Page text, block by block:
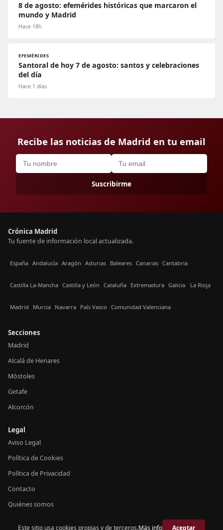
8 de agosto: efemérides históricas que marcaron el
mundo y Madrid
Hace 18h
EFEMÉRIDES
Santoral de hoy 7 de agosto: santos y celebraciones
del día
Hace 1 días
Recibe las noticias de Madrid en tu email
Suscribirme
Crónica Madrid
Tu fuente de información local actualizada.
España Andalucía Aragón Asturias Baleares Canarias Cantabria
Castilla La-Mancha Castilla y León Cataluña Extremadura Galicia La Rioja
Madrid Murcia Navarra País Vasco Comunidad Valenciana
Secciones
Madrid
Alcalá de Henares
Móstoles
Getafe
Alcorcón
Legal
Aviso Legal
Política de Cookies
Política de Privacidad
Contacto
Quiénes somos
Este sitio usa cookies propias y de terceros.Más info Aceptar